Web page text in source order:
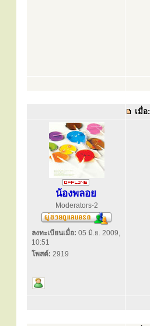
เมื่อ:
น้องพลอย
Moderators-2
ลงทะเบียนเมื่อ: 05 มิ.ย. 2009,
10:51
โพสต์: 2919